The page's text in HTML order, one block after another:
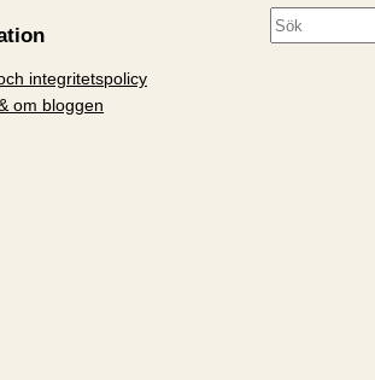
integritetspolicy
om bloggen
S